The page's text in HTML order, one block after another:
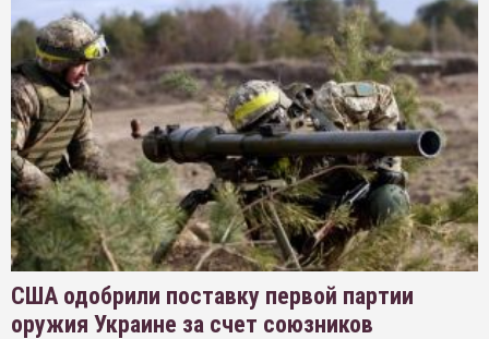
США одобрили поставку первой партии
оружия Украине за счет союзников